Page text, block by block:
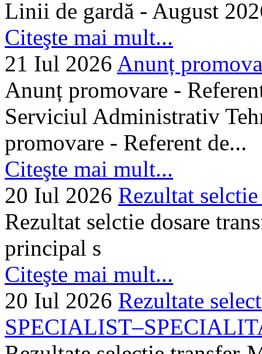
Linii de gardă - August
Citeşte mai mult...
21 Iul 2026 Anunț
Anunț promovare -
Serviciul Administrativ
promovare - Referent de...
Citeşte mai mult...
20 Iul 2026 Rezultat
Rezultat selctie dosare
principal s
Citeşte mai mult...
20 Iul 2026 Rezultate